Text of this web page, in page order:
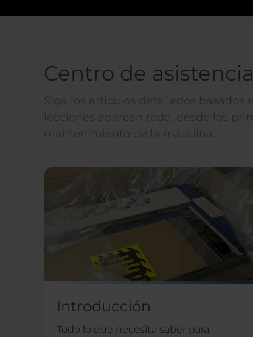
Centro de asistencia
Introducción
Todo lo que necesita saber para